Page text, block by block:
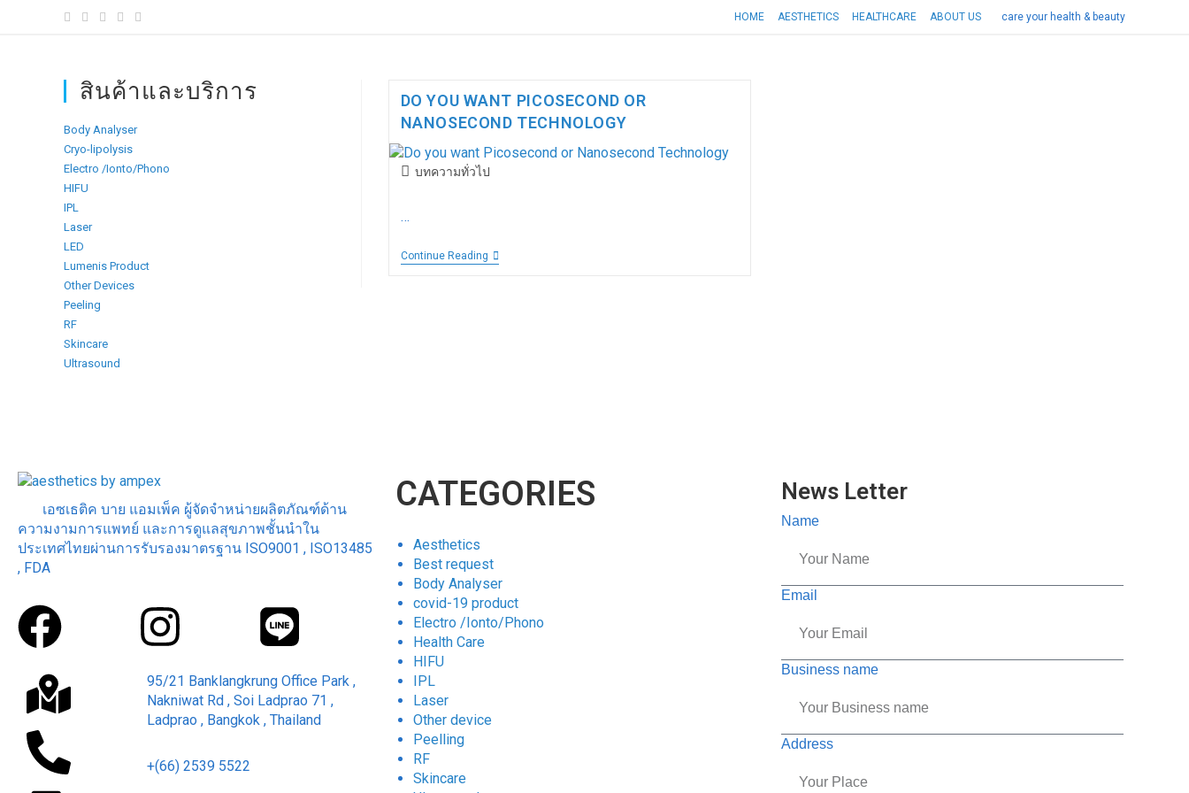
HOME AESTHETICS HEALTHCARE ABOUT US care your health & beauty
DO YOU WANT PICOSECOND OR
NANOSECOND TECHNOLOGY
บทความทั่วไป
…
Continue Reading
สินค้าและบริการ
Body Analyser
Cryo-lipolysis
Electro /Ionto/Phono
HIFU
IPL
Laser
LED
Lumenis Product
Other Devices
Peeling
RF
Skincare
Ultrasound
เอซเธติค บาย แอมเพ็ค ผู้จัดจำหน่ายผลิตภัณฑ์ด้าน
ความงามการแพทย์ และการดูแลสุขภาพชั้นนำใน
ประเทศไทยผ่านการรับรองมาตรฐาน ISO9001 , ISO13485
, FDA
95/21 Banklangkrung Office Park ,
Nakniwat Rd , Soi Ladprao 71 ,
Ladprao , Bangkok , Thailand
+(66) 2539 5522
CATEGORIES
Aesthetics
Best request
Body Analyser
covid-19 product
Electro /Ionto/Phono
Health Care
HIFU
IPL
Laser
Other device
Peelling
RF
Skincare
News Letter
Name
Email
Business name
Address